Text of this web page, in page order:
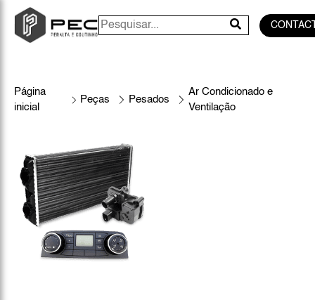
Página
inicial
Peças Pesados
Ar Condicionado e
Ventilação